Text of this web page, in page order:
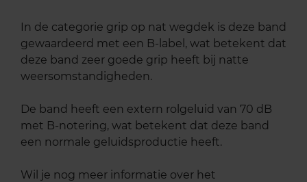
In de categorie grip op nat wegdek is deze band
gewaardeerd met een B-label, wat betekent dat
deze band zeer goede grip heeft bij natte
weersomstandigheden.
De band heeft een extern rolgeluid van 70 dB
met B-notering, wat betekent dat deze band
een normale geluidsproductie heeft.
Wil je nog meer informatie over het